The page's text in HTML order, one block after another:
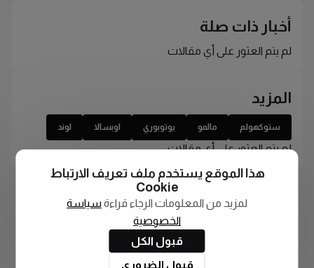
أخبار ذات صلة
لم يتم العثور على أي مقالات
المزيد
ستوكهولم مالمو يوتوبوري اوبسالا لوند
لم يتم العثور على أي مقالات
هذا الموقع يستخدم ملف تعريف الارتباط
Cookie
لمزيد من المعلومات الرجاء قراءة سياسة
الخصوصية
قبول الكل
قبول الضروري